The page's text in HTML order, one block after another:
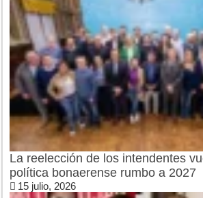
La reelección de los intendentes
política bonaerense rumbo a 2027
15 julio, 2026